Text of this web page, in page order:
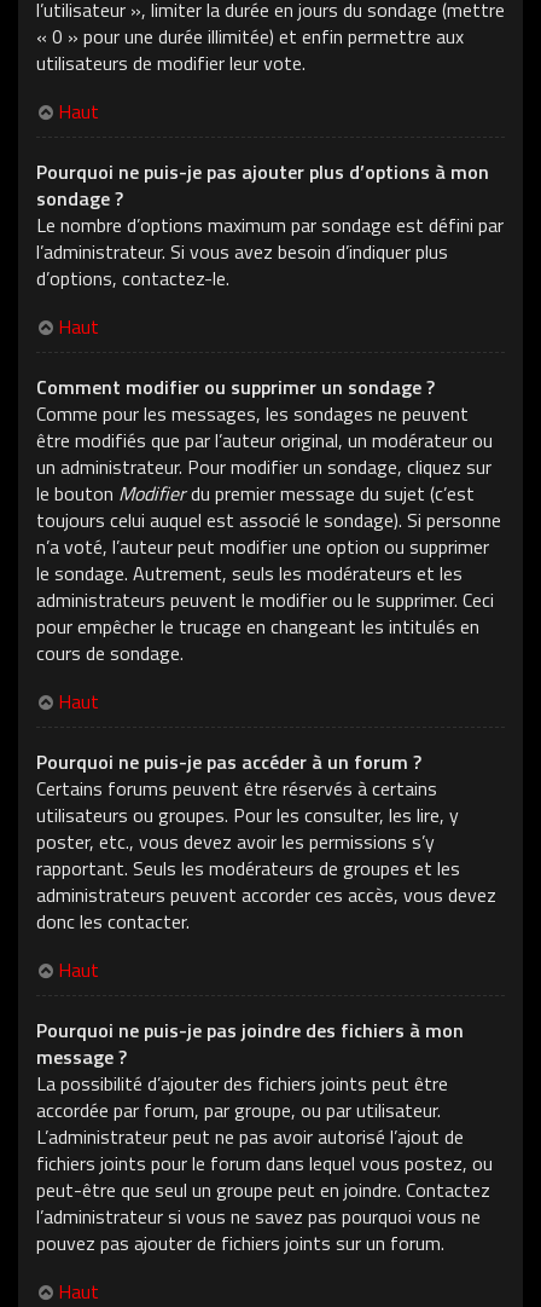
l’utilisateur », limiter la durée en jours du sondage (mettre
« 0 » pour une durée illimitée) et enfin permettre aux
utilisateurs de modifier leur vote.
Haut
Pourquoi ne puis-je pas ajouter plus d’options à mon
sondage ?
Le nombre d’options maximum par sondage est défini par
l’administrateur. Si vous avez besoin d’indiquer plus
d’options, contactez-le.
Haut
Comment modifier ou supprimer un sondage ?
Comme pour les messages, les sondages ne peuvent
être modifiés que par l’auteur original, un modérateur ou
un administrateur. Pour modifier un sondage, cliquez sur
le bouton Modifierdu premier message du sujet (c’est
toujours celui auquel est associé le sondage). Si personne
n’a voté, l’auteur peut modifier une option ou supprimer
le sondage. Autrement, seuls les modérateurs et les
administrateurs peuvent le modifier ou le supprimer. Ceci
pour empêcher le trucage en changeant les intitulés en
cours de sondage.
Haut
Pourquoi ne puis-je pas accéder à un forum ?
Certains forums peuvent être réservés à certains
utilisateurs ou groupes. Pour les consulter, les lire, y
poster, etc., vous devez avoir les permissions s’y
rapportant. Seuls les modérateurs de groupes et les
administrateurs peuvent accorder ces accès, vous devez
donc les contacter.
Haut
Pourquoi ne puis-je pas joindre des fichiers à mon
message ?
La possibilité d’ajouter des fichiers joints peut être
accordée par forum, par groupe, ou par utilisateur.
L’administrateur peut ne pas avoir autorisé l’ajout de
fichiers joints pour le forum dans lequel vous postez, ou
peut-être que seul un groupe peut en joindre. Contactez
l’administrateur si vous ne savez pas pourquoi vous ne
pouvez pas ajouter de fichiers joints sur un forum.
Haut